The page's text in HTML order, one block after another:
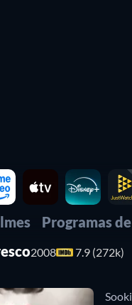
homem que, após
o parto, encontra em
Cruise) a
abraçar uma nova
o Vampiroé
Programas
2008 7.9 (272k)